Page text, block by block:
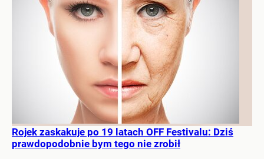
Rojek zaskakuje po 19 latach OFF Festivalu: Dziś
prawdopodobnie bym tego nie zrobił